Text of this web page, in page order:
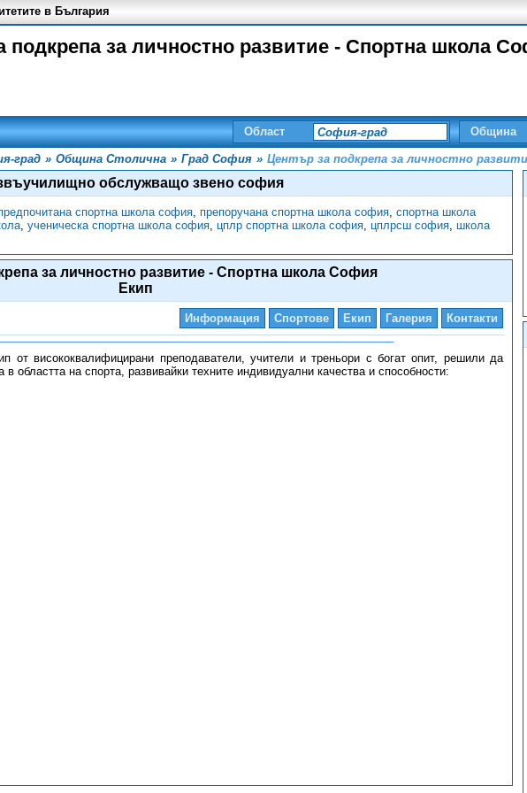
подкрепа за личностно развитие - Спортна школа
в България
Област Община
град » Община Столична » Град София » Център за подкрепа за личностно
обслужващо звено софия
спортна школа софия, препоручана спортна школа софия, спортна школа
, ученическа спортна школа софия, цплр спортна школа софия, цплрсш софия, школа
за личностно развитие - Спортна школа София
Екип
Информация Спортове Екип Галерия Контакти
от висококвалифицирани преподаватели, учители и треньори с богат опит, решили да
областта на спорта, развивайки техните индивидуални качества и способности: